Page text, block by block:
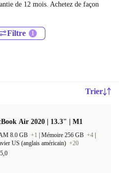
de 12 mois. Achetez de façon
Filtre
Trier
Air 2020 | 13.3" | M1
8.0 GB +1 Mémoire 256 GB +4
US (anglais américain) +20
5,0